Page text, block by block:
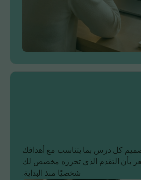
كل درس بما يتناسب مع أهدافك
بأن التقدم الذي تحرزه مخصص لك
شخصيًا منذ البداية.